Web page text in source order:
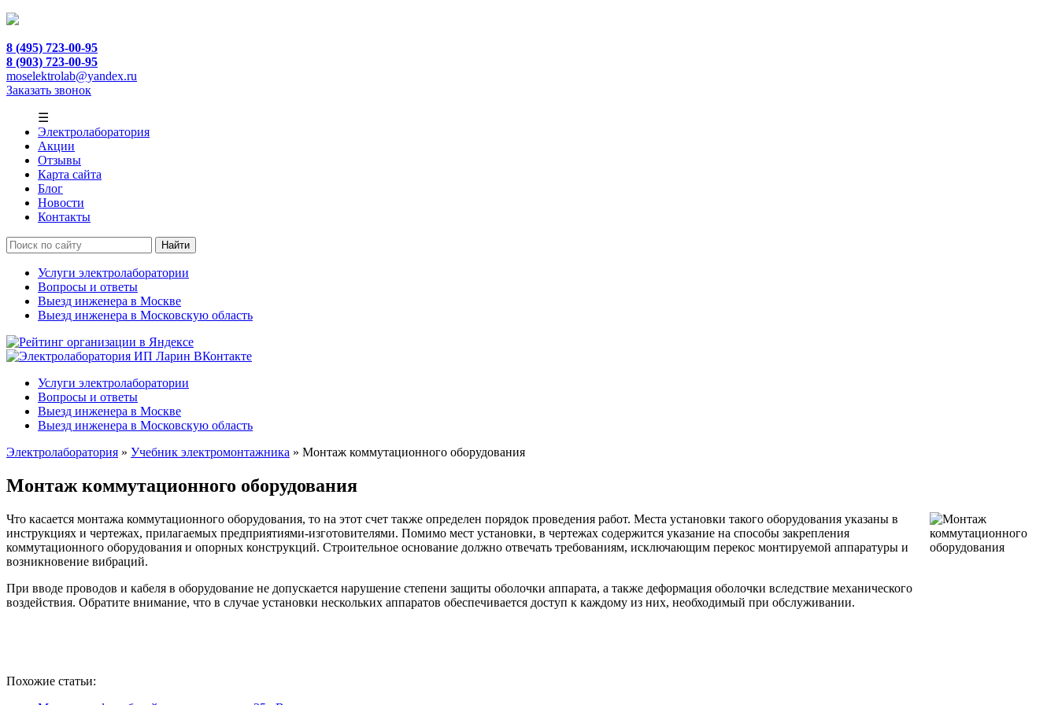
8 (495) 723-00-95
8 (903) 723-00-95
moselektrolab@yandex.ru
Заказать звонок
☰
Электролаборатория
Акции
Отзывы
Карта сайта
Блог
Новости
Контакты
Услуги электролаборатории
Вопросы и ответы
Выезд инженера в Москве
Выезд инженера в Московскую область
Услуги электролаборатории
Вопросы и ответы
Выезд инженера в Москве
Выезд инженера в Московскую область
Электролаборатория » Учебник электромонтажника » Монтаж коммутационного оборудования
Монтаж коммутационного оборудования
Что касается монтажа коммутационного оборудования, то на этот счет также определен порядок проведения работ. Места установки такого оборудования указаны в
инструкциях и чертежах, прилагаемых предприятиями-изготовителями. Помимо мест установки, в чертежах содержится указание на способы закрепления
коммутационного оборудования и опорных конструкций. Строительное основание должно отвечать требованиям, исключающим перекос монтируемой аппаратуры и
возникновение вибраций.
При вводе проводов и кабеля в оборудование не допускается нарушение степени защиты оболочки аппарата, а также деформация оболочки вследствие механического
воздействия. Обратите внимание, что в случае установки нескольких аппаратов обеспечивается доступ к каждому из них, необходимый при обслуживании.
Похожие статьи: